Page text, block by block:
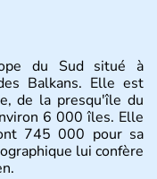
du Sud situé à
Balkans. Elle est
de la presqu'île du
6 000 îles. Elle
745 000 pour sa
lui confère